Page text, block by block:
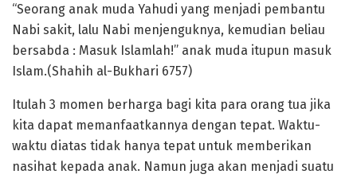
“Seorang anak muda Yahudi yang menjadi pembantu
Nabi sakit, lalu Nabi menjenguknya, kemudian beliau
bersabda : Masuk Islamlah!” anak muda itupun masuk
Islam.(Shahih al-Bukhari 6757)
Itulah 3 momen berharga bagi kita para orang tua jika
kita dapat memanfaatkannya dengan tepat. Waktu-
waktu diatas tidak hanya tepat untuk memberikan
nasihat kepada anak. Namun juga akan menjadi suatu